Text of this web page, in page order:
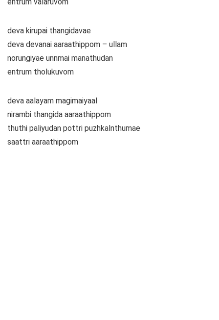
deva kirupai thangidavae
deva devanai aaraathippom – ullam
norungiyae unnmai manathudan
entrum tholukuvom
deva aalayam magimaiyaal
nirambi thangida aaraathippom
thuthi paliyudan pottri puzhkalnthumae
saattri aaraathippom